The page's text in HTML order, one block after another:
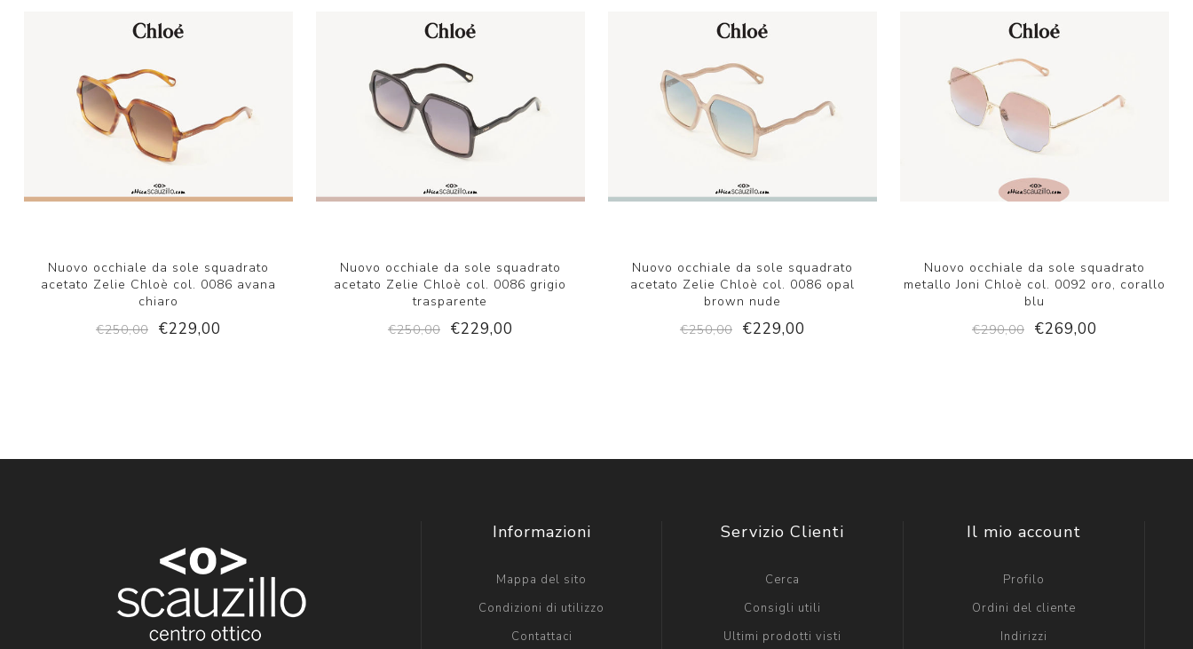
Nuovo occhiale da sole squadrato
acetato Zelie Chloè col. 0086 avana
chiaro
€250,00
€229,00
Nuovo occhiale da sole squadrato
acetato Zelie Chloè col. 0086 grigio
trasparente
€250,00
€229,00
Nuovo occhiale da sole squadrato
acetato Zelie Chloè col. 0086 opal
brown nude
€250,00
€229,00
Nuovo occhiale da sole squadrato
metallo Joni Chloè col. 0092 oro, corallo
blu
€290,00
€269,00
Informazioni
Mappa del sito
Condizioni di utilizzo
Contattaci
Servizio Clienti
Cerca
Consigli utili
Ultimi prodotti visti
Il mio account
Profilo
Ordini del cliente
Indirizzi